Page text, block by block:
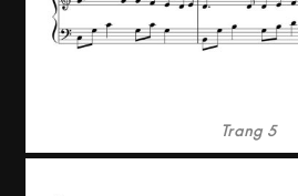
Trang 5